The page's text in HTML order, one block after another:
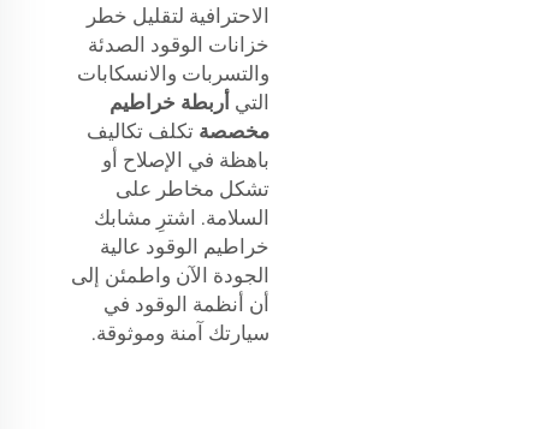
الاحترافية لتقليل خطر
خزانات الوقود الصدئة
والتسربات والانسكابات
التي أربطة خراطيم
مخصصة تكلف تكاليف
باهظة في الإصلاح أو
تشكل مخاطر على
السلامة. اشترِ مشابك
خراطيم الوقود عالية
الجودة الآن واطمئن إلى
أن أنظمة الوقود في
سيارتك آمنة وموثوقة.